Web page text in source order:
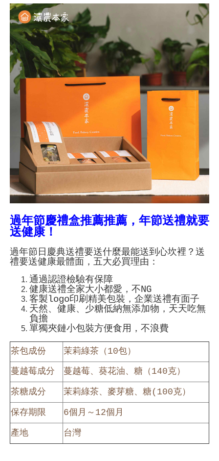
過年節慶禮盒推薦推薦，年節送禮就要
送健康！
過年節日慶典送禮要送什麼最能送到心坎裡？送
禮要送健康最體面，五大必買理由：
通過認證檢驗有保障
健康送禮全家大小都愛，不NG
客製logo印刷精美包裝，企業送禮有面子
天然、健康、少糖低納無添加物，天天吃無
負擔
單獨夾鏈小包裝方便食用，不浪費
茶包成份 茉莉綠茶（10包）
蔓越莓成分 蔓越莓、葵花油、糖（140克）
茶糖成分 茉莉綠茶、麥芽糖、糖(100克）
保存期限 6個月～12個月
產地 台灣